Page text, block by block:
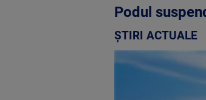
Podul
ȘTIRI ACTUALE